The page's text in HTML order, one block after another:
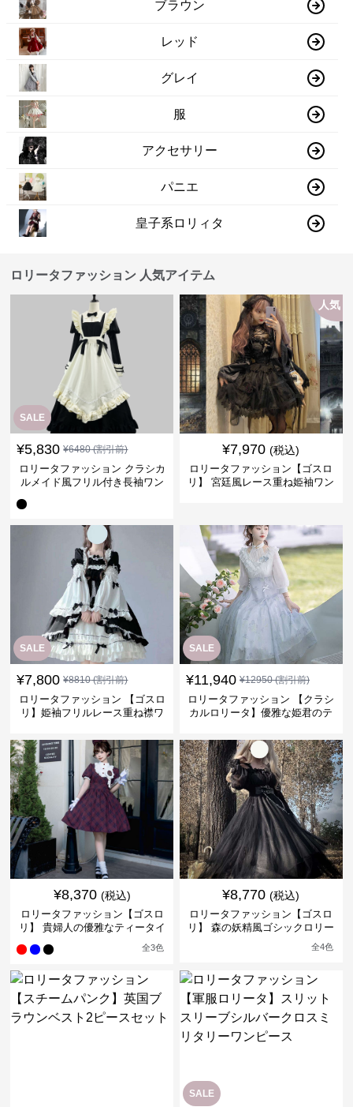
ブラウン
レッド
グレイ
服
アクセサリー
パニエ
皇子系ロリィタ
ロリータファッション 人気アイテム
SALE
¥5,830 ¥6480(割引前)
ロリータファッション クラシカ
ルメイド風フリル付き長袖ワン
人気
¥7,970 (税込)
ロリータファッション【ゴスロ
リ】 宮廷風レース重ね姫袖ワン
SALE
¥7,800 ¥8810(割引前)
ロリータファッション 【ゴスロ
リ】姫袖フリルレース重ね襟ワ
SALE
¥11,940 ¥12950(割引前)
ロリータファッション 【クラシ
カルロリータ】優雅な姫君のテ
¥8,370 (税込)
ロリータファッション【ゴスロ
リ】 貴婦人の優雅なティータイ
全3色
¥8,770 (税込)
ロリータファッション【ゴスロ
リ】 森の妖精風ゴシックロリー
全4色
SALE